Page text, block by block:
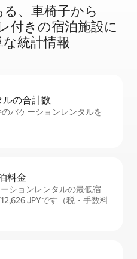
、車⁠椅⁠子⁠か⁠ら
付⁠き⁠の宿⁠泊⁠施⁠設⁠に
統⁠計⁠情⁠報
の合⁠計⁠数
バケーションレンタルを
料⁠金
ションレンタルの最低宿
JPYです（税・手数料